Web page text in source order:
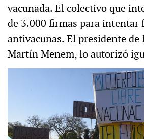
vacunada. El colectivo que
de 3.000 firmas para intentar
antivacunas. El presidente de
Martín Menem, lo autorizó